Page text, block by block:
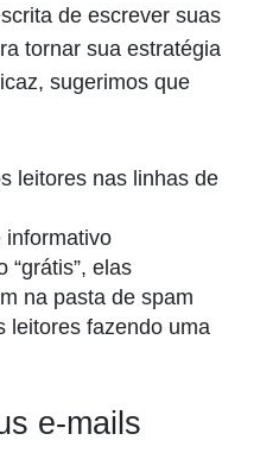
de escrever suas
tornar sua estratégia
sugerimos que
leitores nas linhas de
informativo
“grátis”, elas
na pasta de spam
leitores fazendo uma
e-mails